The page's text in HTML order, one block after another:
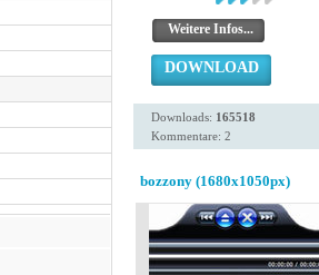
Weitere Infos...
DOWNLOAD
Downloads: 165518
Kommentare: 2
bozzony (1680x1050px)